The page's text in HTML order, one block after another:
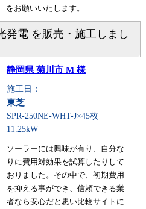
をお願いいたします。
発電 を販売・施工しまし
静岡県 菊川市 M 様
施工日：
東芝
SPR-250NE-WHT-J×45枚
11.25kW
ソーラーには興味が有り、自分な
りに費用対効果を試算したりして
おりました。その中で、初期費用
を抑える事ができ、信頼できる業
者なら安心だと思い比較サイトに